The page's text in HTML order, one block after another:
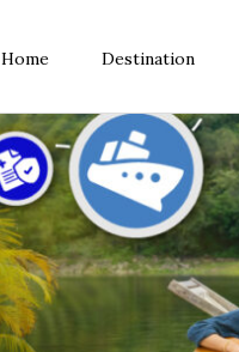
Home Destination